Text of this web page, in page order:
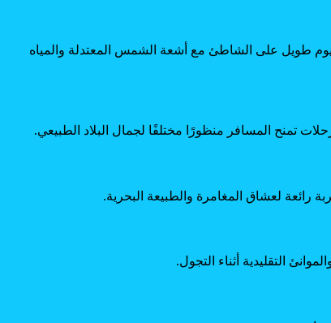
بيوم طويل على الشاطئ مع أشعة الشمس المعتدلة والمياه
تمنح المسافر منظورًا مختلفًا لجمال البلاد الطبيعي.
رائعة لعشاق المغامرة والطبيعة البحرية.
التقليدية أثناء التجول.